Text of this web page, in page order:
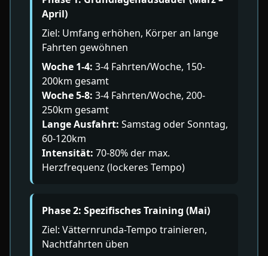
April)
Ziel: Umfang erhöhen, Körper an lange
Fahrten gewöhnen
Woche 1-4: 3-4 Fahrten/Woche, 150-
200km gesamt
Woche 5-8: 3-4 Fahrten/Woche, 200-
250km gesamt
Lange Ausfahrt: Samstag oder Sonntag,
60-120km
Intensität: 70-80% der max.
Herzfrequenz (lockeres Tempo)
Phase 2: Spezifisches Training (Mai)
Ziel: Vätternrunda-Tempo trainieren,
Nachtfahrten üben